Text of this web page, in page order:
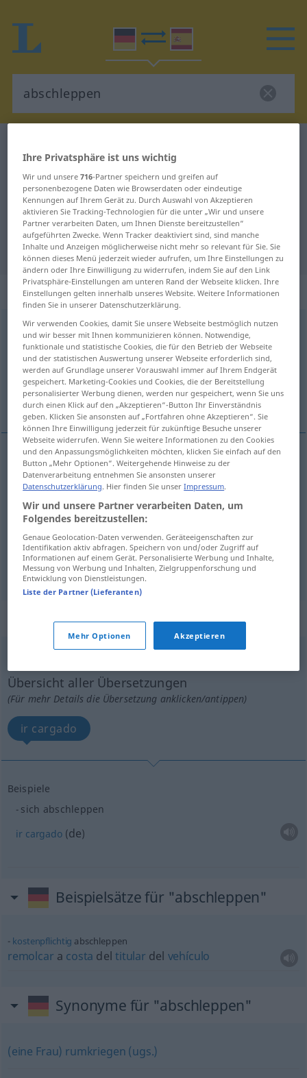
Deutsch-Spanisch Übersetzung für
"abschleppen"
"abschleppen" Spanisch
Übersetzung
„abschleppen“: transitives Verb
abschleppenv/t <sep >
Übersicht aller Übersetzungen
(Für mehr Details die Übersetzung anklicken/antippen)
remolcar Weitere Beispiele...
remolcar abschleppen Fahrzeug
Beispiele
arrastraraalguien
„abschleppen“ : reflexives Verb
Übersicht aller Übersetzungen
(Für mehr Details die Übersetzung anklicken/antippen)
ir cargado
Beispiele
sich abschleppen
ir cargado (de)
Beispielsätze für "abschleppen"
kostenpflichtig abschleppen
remolcar a costa deltitular del vehículo
Synonyme für "abschleppen"
(eine Frau) rumkriegen (ugs.)
Ihre Privatsphäre ist uns wichtig
Wir und unsere716-Partner speichern und greifen auf
personenbezogene Daten wie Browserdaten oder eindeutige
Kennungen auf Ihrem Gerät zu. Durch Auswahl von Akzeptieren
aktivieren Sie Tracking-Technologien für die unter „Wir und unsere
Partner verarbeiten Daten, um Ihnen Dienste bereitzustellen“
aufgeführten Zwecke. Wenn Tracker deaktiviert sind, sind manche
Inhalte und Anzeigen möglicherweise nicht mehr so relevant für Sie. Sie
können dieses Menü jederzeit wieder aufrufen, um Ihre Einstellungen zu
ändern oder Ihre Einwilligung zu widerrufen, indem Sie auf den Link
Privatsphäre-Einstellungen am unteren Rand der Webseite klicken. Ihre
Einstellungen gelten innerhalb unseres Website. Weitere Informationen
finden Sie in unserer Datenschutzerklärung.
Wir verwenden Cookies, damit Sie unsere Webseite bestmöglich nutzen
und wir besser mit Ihnen kommunizieren können. Notwendige,
funktionale und statistische Cookies, die für den Betrieb der Webseite
und der statistischen Auswertung unserer Webseite erforderlich sind,
werden auf Grundlage unserer Vorauswahl immer auf Ihrem Endgerät
gespeichert. Marketing-Cookies und Cookies, die der Bereitstellung
personalisierter Werbung dienen, werden nur gespeichert, wenn Sie uns
durch einen Klick auf den „Akzeptieren“-Button Ihr Einverständnis
geben. Klicken Sie ansonsten auf „Fortfahren ohne Akzeptieren“. Sie
können Ihre Einwilligung jederzeit für zukünftige Besuche unserer
Webseite widerrufen. Wenn Sie weitere Informationen zu den Cookies
und den Anpassungsmöglichkeiten möchten, klicken Sie einfach auf den
Button „Mehr Optionen“. Weitergehende Hinweise zu der
Datenverarbeitung entnehmen Sie ansonsten unserer
Datenschutzerklärung. Hier finden Sie unserImpressum.
Wir und unsere Partner verarbeiten Daten, um
Folgendes bereitzustellen:
Genaue Geolocation-Daten verwenden. Geräteeigenschaften zur
Identifikation aktiv abfragen. Speichern von und/oder Zugriff auf
Informationen auf einem Gerät. Personalisierte Werbung und Inhalte,
Messung von Werbung und Inhalten, Zielgruppenforschung und
Entwicklung von Dienstleistungen.
Liste der Partner (Lieferanten)
Mehr Optionen Akzeptieren